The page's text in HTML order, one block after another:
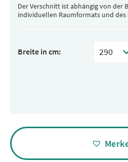
Der Verschnitt ist abhängig von der
individuellen Raumformats und des
Breite in cm:
Alternative: